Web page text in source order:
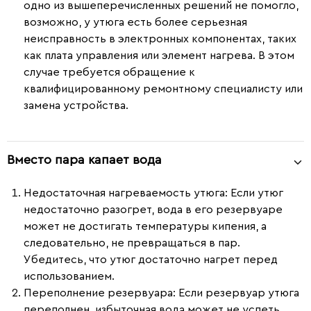
одно из вышеперечисленных решений не помогло,
возможно, у утюга есть более серьезная
неисправность в электронных компонентах, таких
как плата управления или элемент нагрева. В этом
случае требуется обращение к
квалифицированному ремонтному специалисту или
замена устройства.
Вместо пара капает вода
Недостаточная нагреваемость утюга: Если утюг
недостаточно разогрет, вода в его резервуаре
может не достигать температуры кипения, а
следовательно, не превращаться в пар.
Убедитесь, что утюг достаточно нагрет перед
использованием.
Переполнение резервуара: Если резервуар утюга